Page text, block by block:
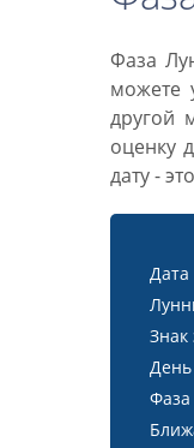
Фаза
можете
другой
оценку
дату -
Дата
Знак